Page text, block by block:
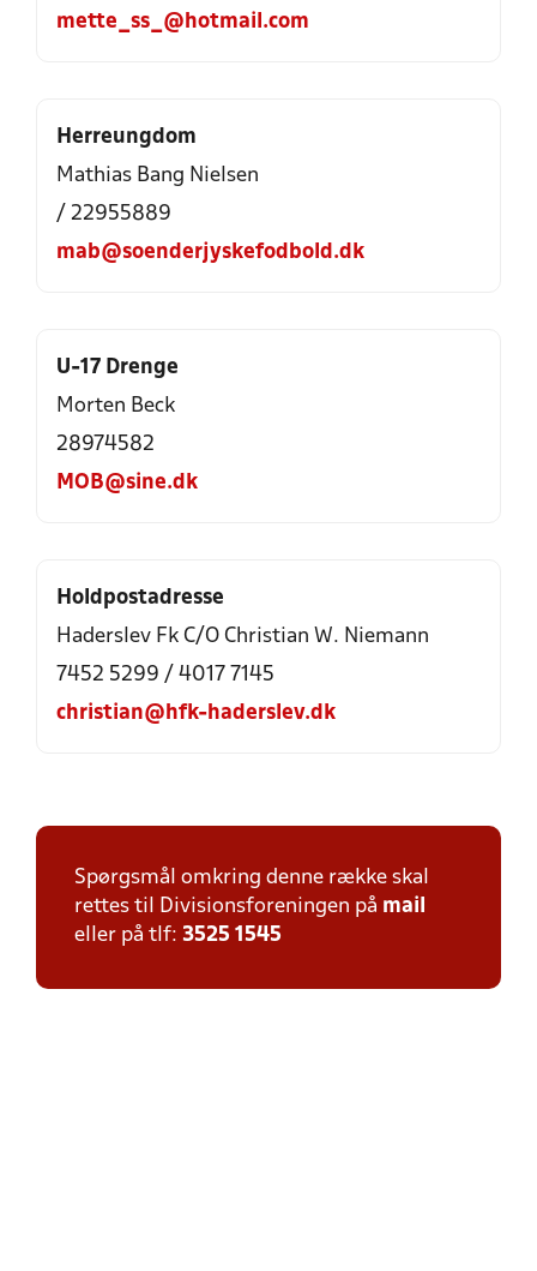
mette_ss_@hotmail.com
Herreungdom
Mathias Bang Nielsen
/ 22955889
mab@soenderjyskefodbold.dk
U-17 Drenge
Morten Beck
28974582
MOB@sine.dk
Holdpostadresse
Haderslev Fk C/O Christian W. Niemann
7452 5299 / 4017 7145
christian@hfk-haderslev.dk
Spørgsmål omkring denne række skal
rettes til Divisionsforeningen på mail
eller på tlf: 3525 1545